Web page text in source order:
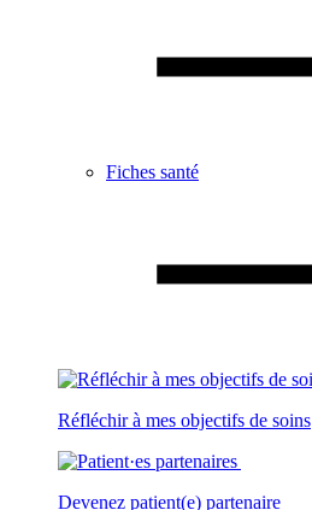
Fiches santé
Réfléchir à mes objectifs de soins
Devenez patient(e) partenaire